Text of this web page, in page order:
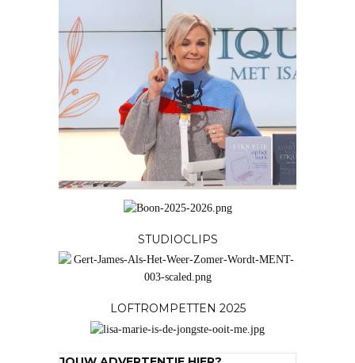
STUDIOCLIPS
LOFTROMPETTEN 2025
JOUW ADVERTENTIE HIER?